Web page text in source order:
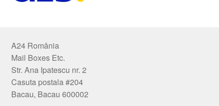
A24 România
Mail Boxes Etc.
Str. Ana Ipatescu nr. 2
Casuta postala #204
Bacau, Bacau 600002